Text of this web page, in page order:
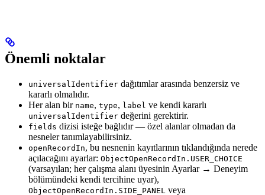
Önemli noktalar
universalIdentifier dağıtımlar arasında benzersiz ve
kararlı olmalıdır.
Her alan bir name, type, label ve kendi kararlı
universalIdentifier değerini gerektirir.
fields dizisi isteğe bağlıdır — özel alanlar olmadan da
nesneler tanımlayabilirsiniz.
openRecordIn, bu nesnenin kayıtlarının tıklandığında nerede
açılacağını ayarlar: ObjectOpenRecordIn.USER_CHOICE
(varsayılan; her çalışma alanı üyesinin Ayarlar → Deneyim
bölümündeki kendi tercihine uyar),
ObjectOpenRecordIn.SIDE_PANEL veya